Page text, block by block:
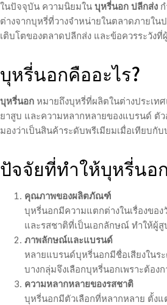
ในปัจจุบัน ความนิยมใน บุหรี่นอก ปลีกส่ง
ต่างจากบุหรี่ที่วางจำหน่ายในตลาดภายใ
เติบโตของตลาดปลีกส่ง และข้อควรระวัง
บุหรี่นอกคืออะไร?
บุหรี่นอก หมายถึงบุหรี่ที่ผลิตในต่างประเท
ยาสูบ และความหลากหลายของแบรนด์ ตั
มองว่าเป็นสินค้าระดับพรีเมียมเมื่อเทียบกั
ปัจจัยที่ทำให้บุหรี่นอ
คุณภาพของผลิตภัณฑ์
บุหรี่นอกมีความแตกต่างในเรื่องขอ
และรสชาติที่เป็นเอกลักษณ์ ทำให้ผู้
ภาพลักษณ์และแบรนด์
หลายแบรนด์บุหรี่นอกมีชื่อเสียงในร
บางกลุ่มจึงเลือกบุหรี่นอกเพราะต้อ
ความหลากหลายของรสชาติ
บุหรี่นอกมีตัวเลือกที่หลากหลาย ตั้ง